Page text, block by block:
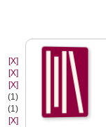
[X]
[X]
[X]
(1)
(1)
[X]